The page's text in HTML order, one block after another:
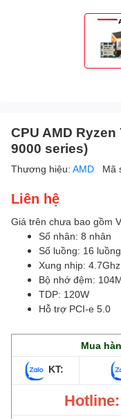
CPU AMD Ryzen
9000 series)
Thương hiệu: AMD Mã
Liên hệ
Giá trên chưa bao gồm
Số nhân: 8 nhân
Số luồng: 16 luồng
Xung nhịp:
Bộ nhớ đệm:
TDP: 120W
Hỗ trợ PCI-e 5.0
Mua
KT: